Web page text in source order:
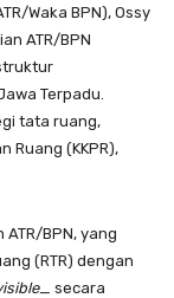
Waka BPN), Ossy
ATR/BPN
Terpadu.
tata ruang,
Ruang (KKPR),
BPN, yang
(RTR) dengan
_ secara